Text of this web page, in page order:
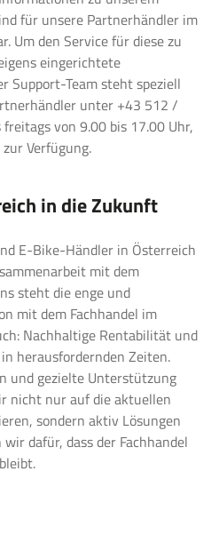
für unsere Partnerhändler im
Um den Service für diese zu
eingerichtete
Support-Team steht speziell
unter +43 512 /
von 9.00 bis 17.00 Uhr,
Verfügung.
in die Zukunft
E-Bike-Händler in Österreich
mit dem
steht die enge und
mit dem Fachhandel im
Nachhaltige Rentabilität und
herausfordernden Zeiten.
und gezielte Unterstützung
nicht nur auf die aktuellen
sondern aktiv Lösungen
dafür, dass der Fachhandel